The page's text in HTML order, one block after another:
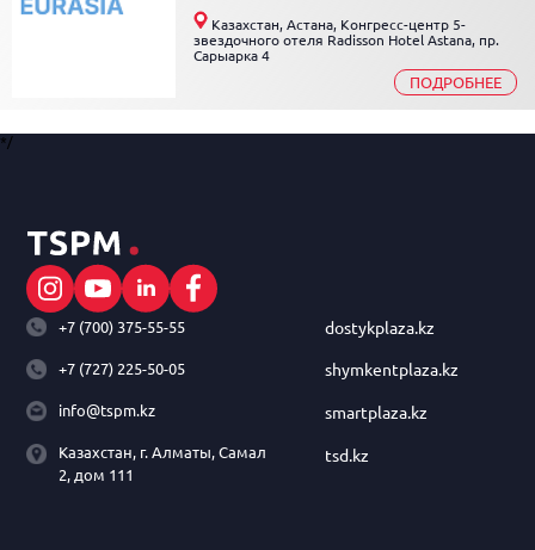
Казахстан, Астана, Конгресс-центр 5-
звездочного отеля Radisson Hotel Astana, пр.
Сарыарка 4
ПОДРОБНЕЕ
*/
+7 (700) 375-55-55
+7 (727) 225-50-05
info@tspm.kz
Казахстан, г. Алматы, Самал
2, дом 111
dostykplaza.kz
shymkentplaza.kz
smartplaza.kz
tsd.kz